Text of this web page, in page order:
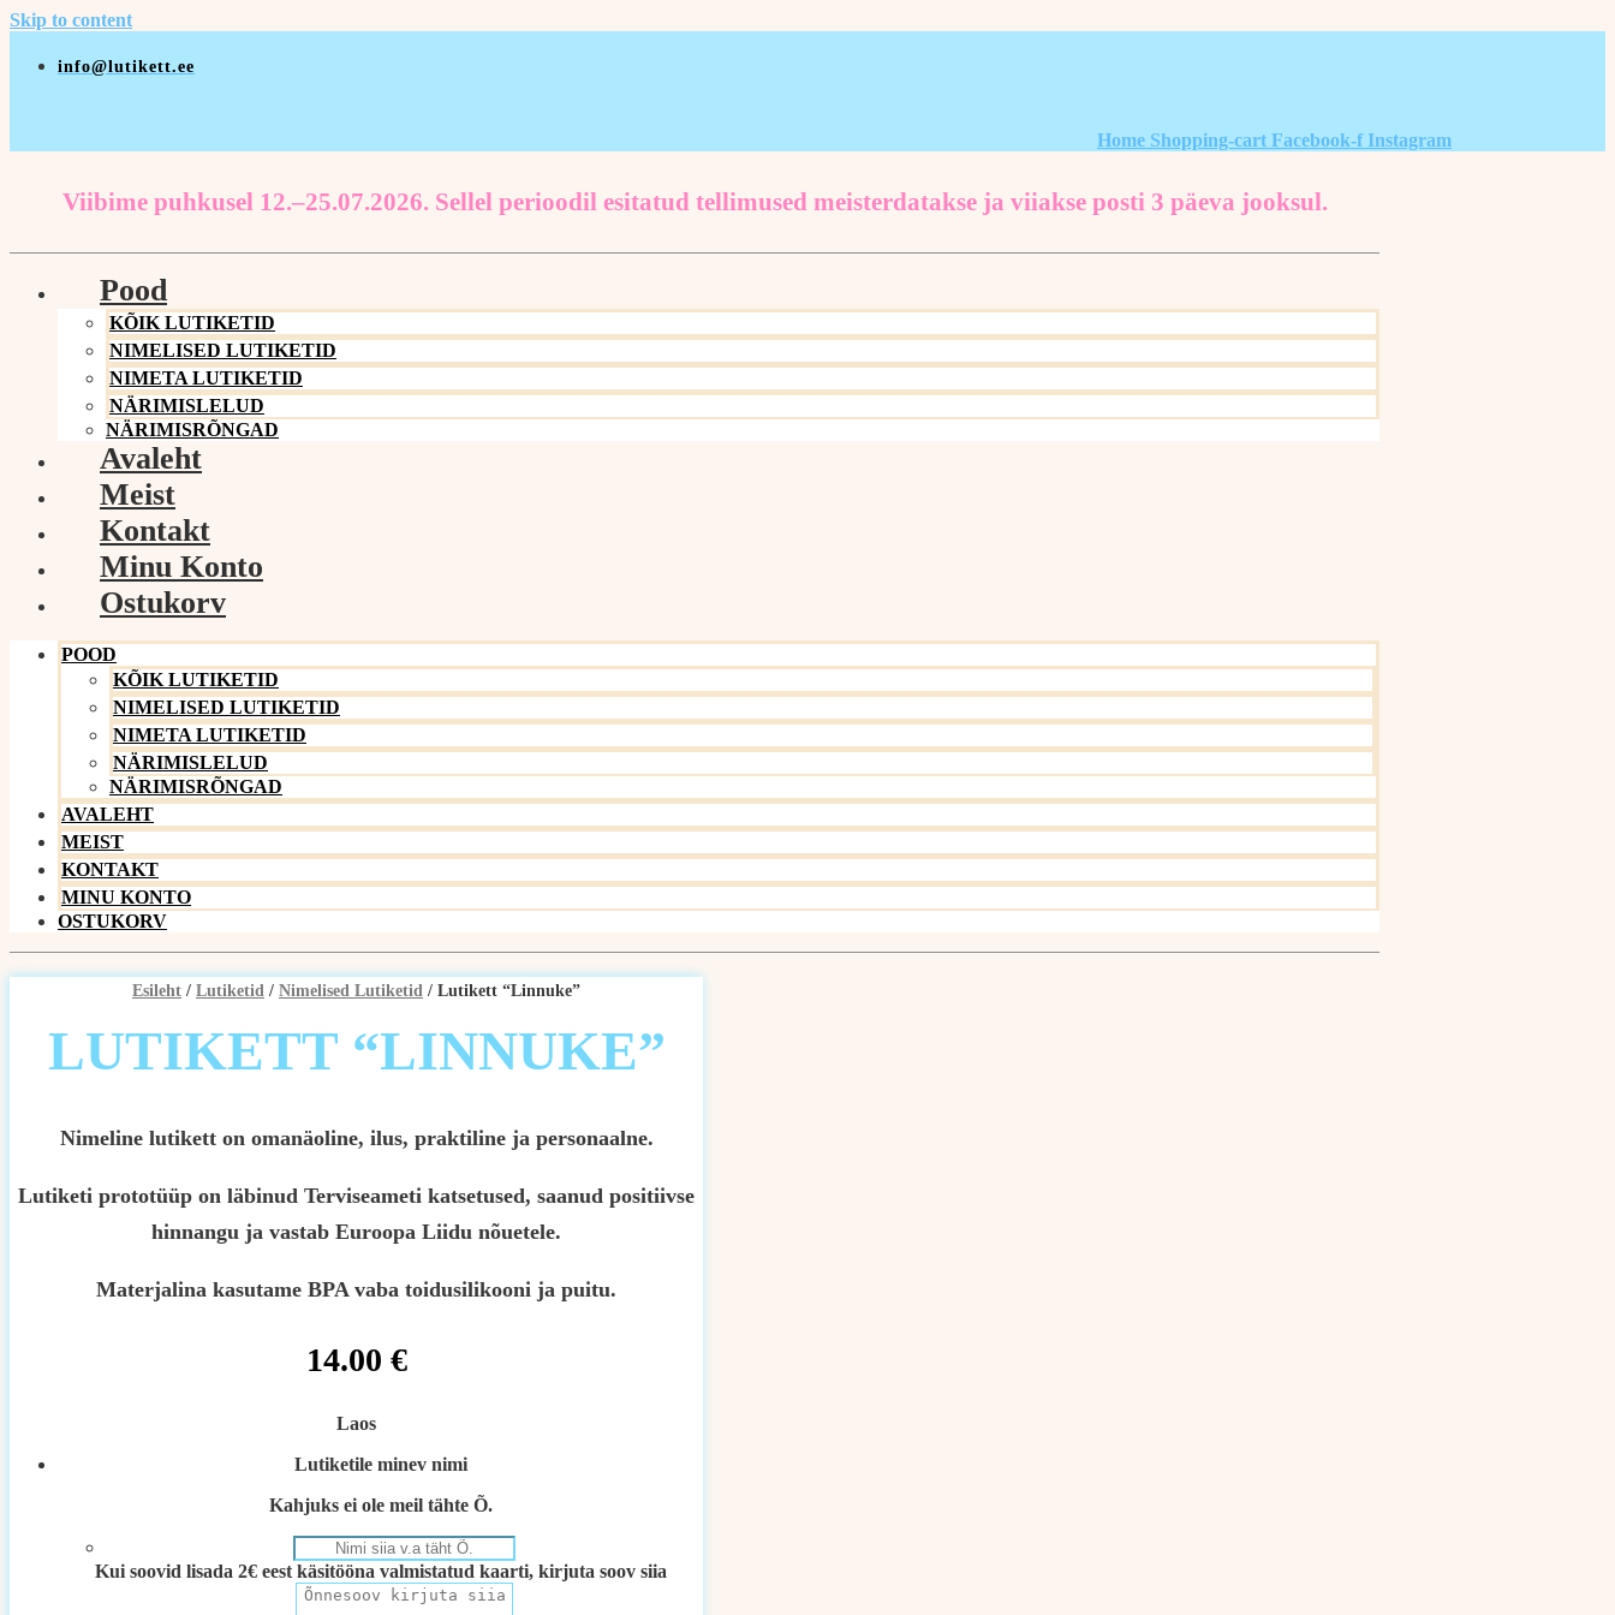
Skip to content
info@lutikett.ee
Home Shopping-cart Facebook-f Instagram
Viibime puhkusel 12.–25.07.2026. Sellel perioodil esitatud tellimused meisterdatakse ja viiakse posti 3 päeva jooksul.
Pood
KÕIK LUTIKETID
NIMELISED LUTIKETID
NIMETA LUTIKETID
NÄRIMISLELUD
NÄRIMISRÕNGAD
Avaleht
Meist
Kontakt
Minu Konto
Ostukorv
POOD
KÕIK LUTIKETID
NIMELISED LUTIKETID
NIMETA LUTIKETID
NÄRIMISLELUD
NÄRIMISRÕNGAD
AVALEHT
MEIST
KONTAKT
MINU KONTO
OSTUKORV
Esileht / Lutiketid / Nimelised Lutiketid / Lutikett “Linnuke”
LUTIKETT “LINNUKE”
Nimeline lutikett on omanäoline, ilus, praktiline ja personaalne.
Lutiketi prototüüp on läbinud Terviseameti katsetused, saanud positiivse
hinnangu ja vastab Euroopa Liidu nõuetele.
Materjalina kasutame BPA vaba toidusilikooni ja puitu.
14.00 €
Laos
Lutiketile minev nimi
Kahjuks ei ole meil tähte Õ.
Kui soovid lisada 2€ eest käsitööna valmistatud kaarti, kirjuta soov siia